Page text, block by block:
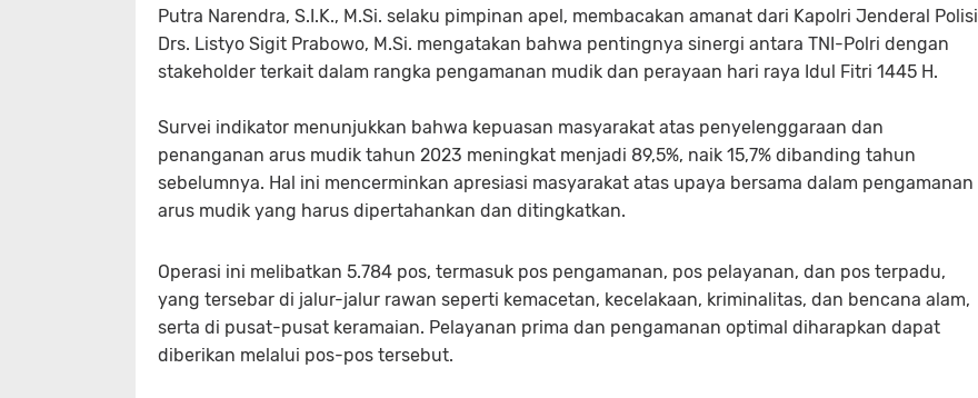
Putra Narendra, S.I.K., M.Si. selaku pimpinan apel, membacakan amanat dari Kapolri Jenderal Polisi
Drs. Listyo Sigit Prabowo, M.Si. mengatakan bahwa pentingnya sinergi antara TNI-Polri dengan
stakeholder terkait dalam rangka pengamanan mudik dan perayaan hari raya Idul Fitri 1445 H.
Survei indikator menunjukkan bahwa kepuasan masyarakat atas penyelenggaraan dan
penanganan arus mudik tahun 2023 meningkat menjadi 89,5%, naik 15,7% dibanding tahun
sebelumnya. Hal ini mencerminkan apresiasi masyarakat atas upaya bersama dalam pengamanan
arus mudik yang harus dipertahankan dan ditingkatkan.
Operasi ini melibatkan 5.784 pos, termasuk pos pengamanan, pos pelayanan, dan pos terpadu,
yang tersebar di jalur-jalur rawan seperti kemacetan, kecelakaan, kriminalitas, dan bencana alam,
serta di pusat-pusat keramaian. Pelayanan prima dan pengamanan optimal diharapkan dapat
diberikan melalui pos-pos tersebut.